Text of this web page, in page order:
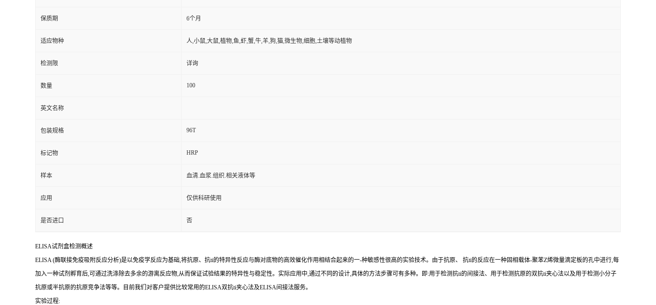
保质期 6个月
适应物种 人,小鼠,大鼠,植物,鱼,虾,蟹,牛,羊,狗,猫,微生物,细胞,土壤等动植物
检测限 详询
数量 100
英文名称
包装规格 96T
标记物 HRP
样本 血清.血浆.组织.相关液体等
应用 仅供科研使用
是否进口 否
ELISA试剂盒检测概述
ELISA (酶联接免疫吸附反应分析)是以免疫学反应为基础,将抗原、 抗ti的特异性反应与酶对底物的高效催化作用相结合起来的一-种敏感性很高的实验技术。由于抗原、 抗ti的反应在一种固相载体-聚苯Z烯微量滴定板的孔中进行,每
加入一种试剂孵育后,可通过洗涤除去多余的游离反应物,从而保证试验结果的特异性与稳定性。实际应用中,通过不同的设计,具体的方法步骤可有多种。即:用于检测抗ti的间接法、用于检测抗原的双抗ti夹心法以及用于检测小分子
抗原或半抗原的抗原竞争法等等。目前我们对客户提供比较常用的ELISA双抗ti夹心法及ELISA间接法服务。
实验过程: